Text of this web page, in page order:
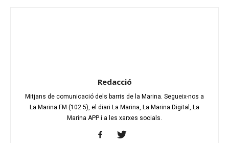
Redacció
Mitjans de comunicació dels barris de la Marina. Segueix-nos a
La Marina FM (102.5), el diari La Marina, La Marina Digital, La
Marina APP i a les xarxes socials.